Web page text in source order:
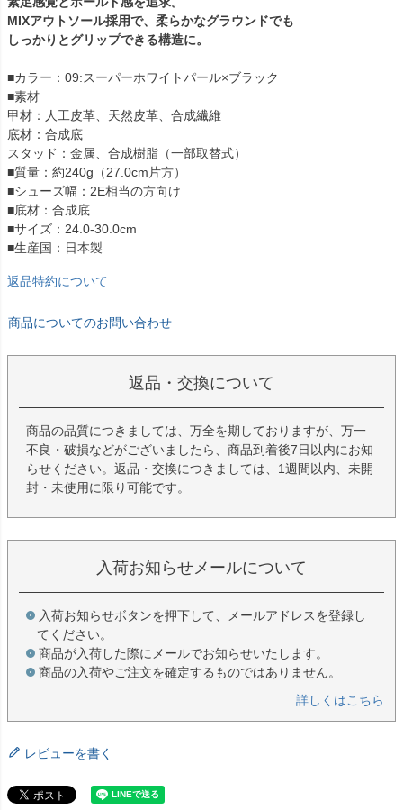
MIXアウトソール採用で、柔らかなグラウンドでも
しっかりとグリップできる構造に。
■カラー：09:スーパーホワイトパール×ブラック
■素材
甲材：人工皮革、天然皮革、合成繊維
底材：合成底
スタッド：金属、合成樹脂（一部取替式）
■質量：約240g（27.0cm片方）
■シューズ幅：2E相当の方向け
■底材：合成底
■サイズ：24.0-30.0cm
■生産国：日本製
返品特約について
商品についてのお問い合わせ
返品・交換について
商品の品質につきましては、万全を期しておりますが、万一
不良・破損などがございましたら、商品到着後7日以内にお知
らせください。返品・交換につきましては、1週間以内、未開
封・未使用に限り可能です。
入荷お知らせメールについて
入荷お知らせボタンを押下して、メールアドレスを登録し
てください。
商品が入荷した際にメールでお知らせいたします。
商品の入荷やご注文を確定するものではありません。
詳しくはこちら
レビューを書く